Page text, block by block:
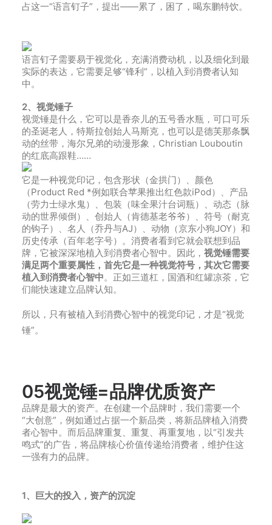
占这一“语言钉子”，提出——累了，困了，喝东鹏特饮。
语言钉子需要易于视觉化，充满消费动机，以及细化到最
实际的表达，它需要足够“锋利”，以植入到消费者认知
中。
2、视觉锤子
视觉锤是什么，它可以是香奈儿的五号香水瓶，可口可乐
的圣诞老人，特斯拉创始人马斯克，也可以是德芙那条飘
动的丝带，海尔兄弟的动漫形象，Christian Louboutin
的红底高跟鞋……
它是一种视觉印记，包含形状（金拱门）、颜色
（Product Red *例如联合苹果推出红色款iPod）、产品
（劳力士绿水鬼）、包装（味全果汁台词瓶）、动态（脉
动的世界倾倒）、创始人（肯德基老爷爷）、符号（耐克
的钩子）、名人（乔丹与AJ）、动物（京东小狗JOY）和
历史传承（百年老字号）。消费者看到它就会联想到品
牌，它被深深地植入到消费者心智中。因此， 视觉锤需要
满足两个重要属性，首先它是一种视觉符号，其次它需要
植入到消费者心智中。正如三道杠，国酒和红罐凉茶，它
们能快速建立品牌认知。
所以，只有被植入到消费心智中的视觉印记，才是“视觉
锤”。
05视觉锤=品牌优质资产
品牌是最大的资产。在创建一个品牌时，我们需要一个
“大创意”，例如通过占据一个新品类，将新品牌植入消费
者心智中。而后品牌重复、重复、再重复地，以“引发共
鸣式”的广告，将品牌核心价值传递给消费者，维护住这
一强有力的品牌。
1、巨大的投入，资产的沉淀